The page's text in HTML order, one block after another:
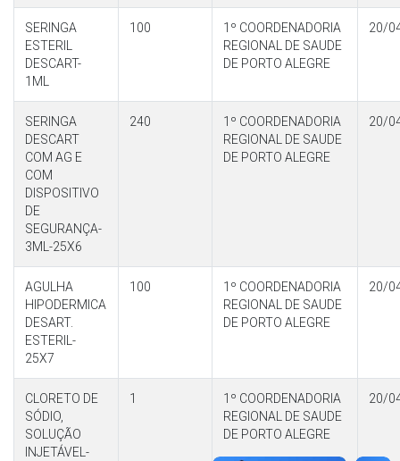
SERINGA
ESTERIL
DESCART-
1ML
100
1º COORDENADORIA
REGIONAL DE SAUDE
DE PORTO ALEGRE
20/
SERINGA
DESCART
COM AG E
COM
DISPOSITIVO
DE
SEGURANÇA-
3ML-25X6
240
1º COORDENADORIA
REGIONAL DE SAUDE
DE PORTO ALEGRE
20/
AGULHA
HIPODERMICA
DESART.
ESTERIL-
25X7
100
1º COORDENADORIA
REGIONAL DE SAUDE
DE PORTO ALEGRE
20/
CLORETO DE
SÓDIO,
SOLUÇÃO
INJETÁVEL-
1
1º COORDENADORIA
REGIONAL DE SAUDE
DE PORTO ALEGRE
20/